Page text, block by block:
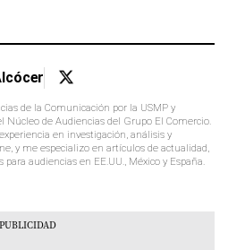
de la Comunicación por la USMP y
Núcleo de Audiencias del Grupo El Comercio.
en investigación, análisis y
y me especializo en artículos de actualidad,
para audiencias en EE.UU., México y España.